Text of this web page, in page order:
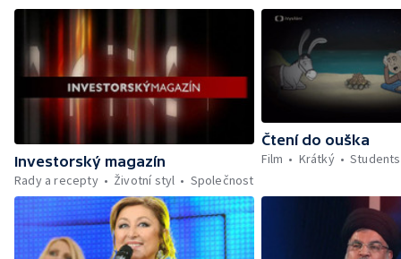
Investorský magazín
Rady a recepty
Životní styl Společnost
Čtení do ouška
Film
Krátký